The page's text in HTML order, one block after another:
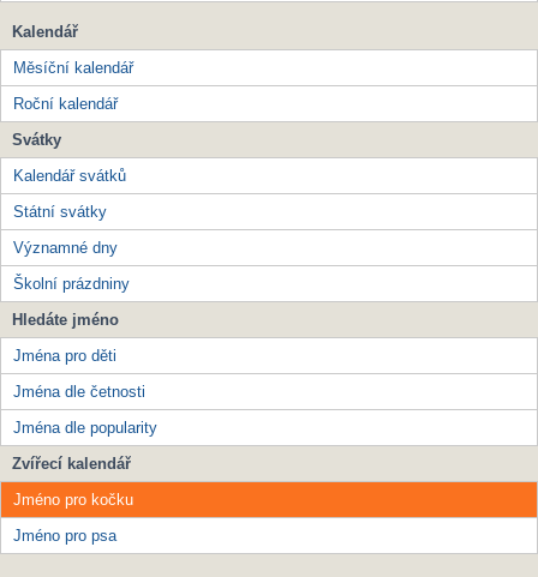
Kalendář
Měsíční kalendář
Roční kalendář
Svátky
Kalendář svátků
Státní svátky
Významné dny
Školní prázdniny
Hledáte jméno
Jména pro děti
Jména dle četnosti
Jména dle popularity
Zvířecí kalendář
Jméno pro kočku
Jméno pro psa